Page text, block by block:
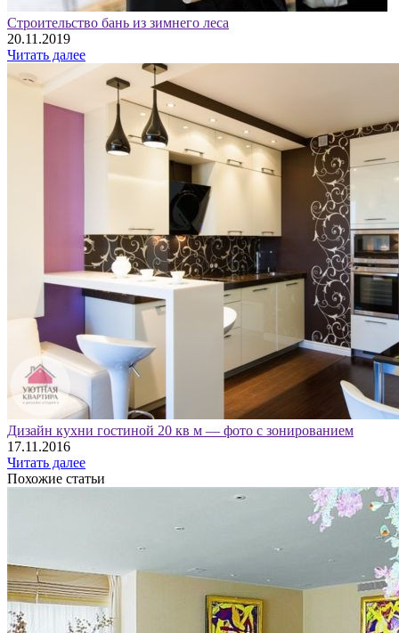
Строительство бань из зимнего леса
20.11.2019
Читать далее
Дизайн кухни гостиной 20 кв м — фото с зонированием
17.11.2016
Читать далее
Похожие статьи